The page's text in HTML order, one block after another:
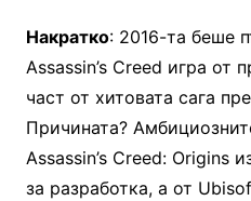
Накратко: 2016-та беше
Assassin’s Creed игра от
част от хитовата сага
Причината?
Assassin’s Creed: Origins
за разработка, а от